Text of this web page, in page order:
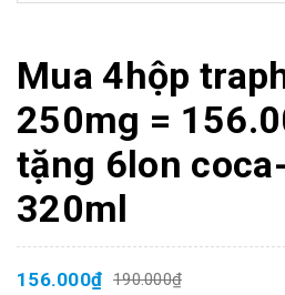
Mua 4hộp
250mg =
tặng 6lon
320ml
156.000₫ 190.000₫